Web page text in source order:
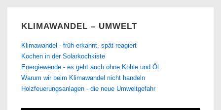
KLIMAWANDEL – UMWELT
Klimawandel - früh erkannt, spät reagiert
Kochen in der Solarkochkiste
Energiewende - es geht auch ohne Kohle und Öl
Warum wir beim Klimawandel nicht handeln
Holzfeuerungsanlagen - die neue Umweltgefahr